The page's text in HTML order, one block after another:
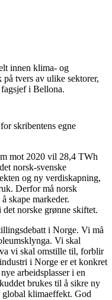
innen klima- og
tvers av ulike sektorer,
i Bellona.
skribentens egne
mot 2020 vil 28,4 TWh
norsk-svenske
og ny verdiskapning,
Derfor må norsk
skape markeder.
norske grønne skiftet.
i Norge. Vi må
Vi skal
vi skal omstille til, forblir
i Norge er et konkret
arbeidsplasser i en
brukes til å sikre ny
klimaeffekt. God